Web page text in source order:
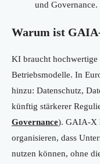
und Governance.
Warum ist
KI braucht hochwertige
Betriebsmodelle. In
hinzu: Datenschutz,
künftig stärkerer
Governance). GAIA-X
organisieren, dass
nutzen können, ohne